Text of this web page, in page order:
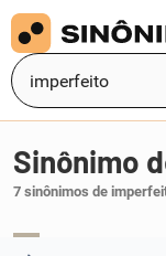
Sinônimo
7 sinônimos de